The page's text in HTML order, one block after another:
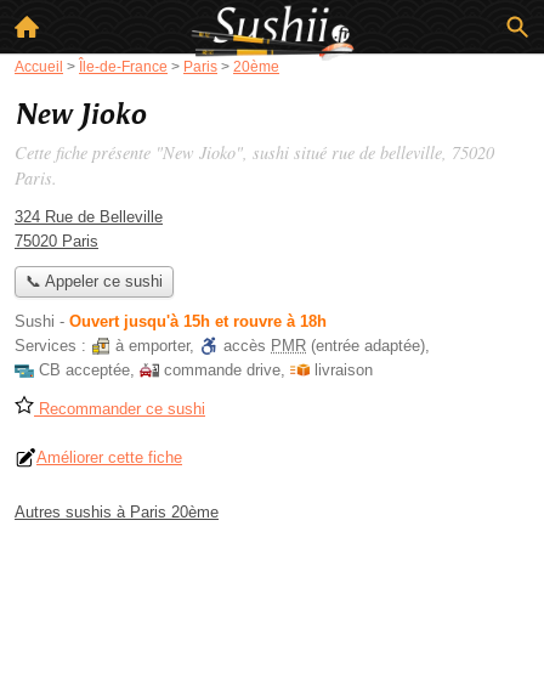
Accueil > Île-de-France > Paris > 20ème
New Jioko
Cette fiche présente "New Jioko", sushi situé rue de belleville, 75020
Paris.
324 Rue de Belleville
75020 Paris
📞 Appeler ce sushi
Sushi - Ouvert jusqu'à 15h et rouvre à 18h
Services :
à emporter, accès PMR (entrée adaptée),
CB acceptée, commande drive, livraison
Recommander ce sushi
Améliorer cette fiche
Autres sushis à Paris 20ème